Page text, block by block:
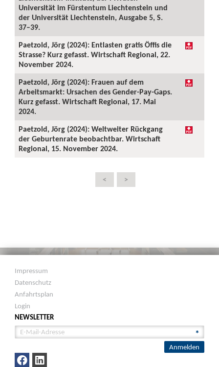
Universität im Fürstentum Liechtenstein und
der Universität Liechtenstein, Ausgabe 5, S.
37–39.
Paetzold, Jörg (2024): Entlasten gratis Öffis die
Strasse? Kurz gefasst. Wirtschaft Regional, 22.
November 2024.
Paetzold, Jörg (2024): Frauen auf dem
Arbeitsmarkt: Ursachen des Gender-Pay-Gaps.
Kurz gefasst. Wirtschaft Regional, 17. Mai
2024.
Paetzold, Jörg (2024): Weltweiter Rückgang
der Geburtenrate beobachtbar. Wirtschaft
Regional, 15. November 2024.
< >
Impressum
Datenschutz
Anfahrtsplan
Login
NEWSLETTER